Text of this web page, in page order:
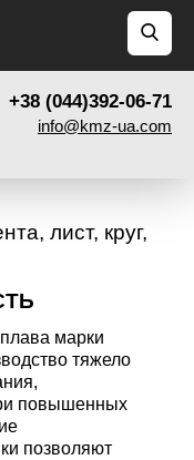
+38 (044)392-06-71
info@kmz-ua.com
лист, круг,
марки
тяжело
повышенных
позволяют